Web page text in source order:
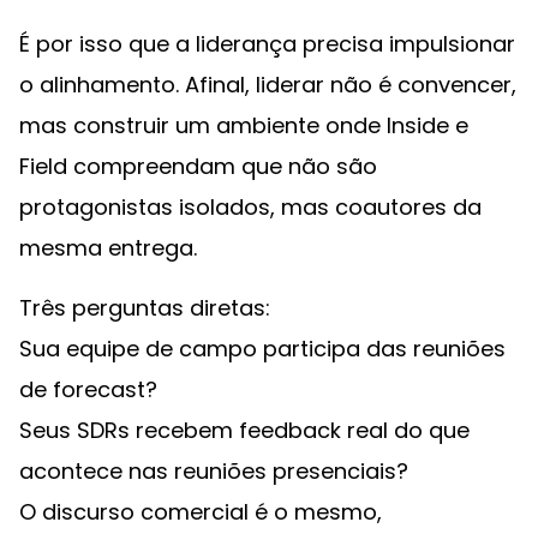
É por isso que a liderança precisa impulsionar
o alinhamento. Afinal, liderar não é convencer,
mas construir um ambiente onde Inside e
Field compreendam que não são
protagonistas isolados, mas coautores da
mesma entrega.
Três perguntas diretas:
Sua equipe de campo participa das reuniões
de forecast?
Seus SDRs recebem feedback real do que
acontece nas reuniões presenciais?
O discurso comercial é o mesmo,